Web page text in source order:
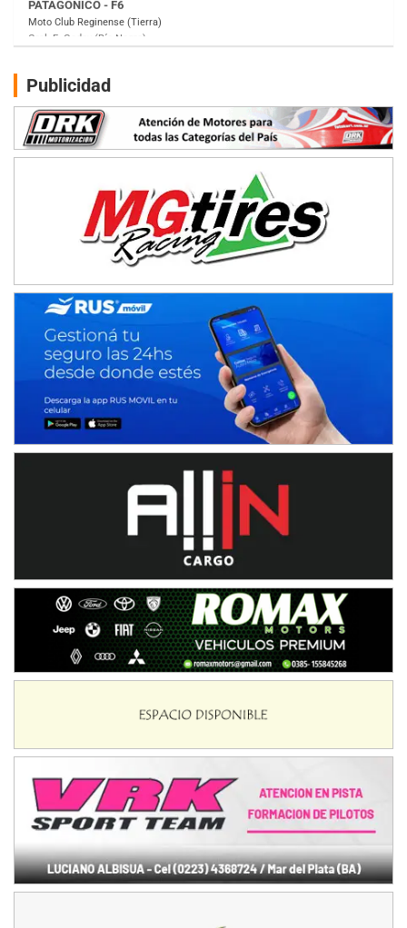
CSK - F7
Juventud Unida (Tierra)
NORESTE SANTAFESINO - F6
Ciudad de Avellaneda (Asfalto)
Avellaneda (Santa Fe)
SUR SANTAFESINO - F4
TUCUMANO - F5
Juan Navarro (Asfalto)
El Timbó (Tucumán)
COBERTURA ESPECIAL DE E-KART.COM.AR
08/09-AGO
IAME SERIES ARGENTINA 6
Ramiro Tot (Asfalto)
Baradero (Buenos Aires)
KDO - F6
Ciudad de Trenque Lauquen (Asfalto)
ENTRERRIANO - F6 (POSTERGADA)
Parque de la Velocidad (Asfalto)
PATAGONICO - F6
Moto Club Reginense (Tierra)
Gral. E. Godoy (Río Negro)
CSK - F7
NORESTE SANTAFESINO - F6
Avellaneda (Santa Fe)
SUR SANTAFESINO - F4
José Samuel Sánchez (Tierra)
Rufino (Santa Fe)
TUCUMANO - F5
Publicidad